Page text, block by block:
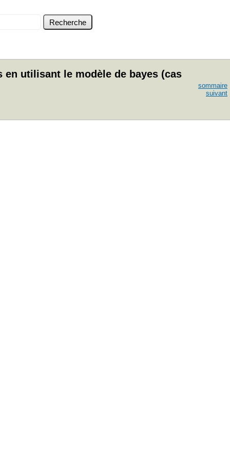
utilisant le modèle de bayes (cas
sommaire
suivant